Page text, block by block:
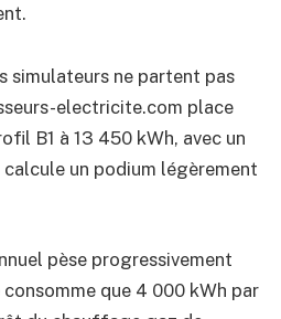
simulateurs ne partent pas
electricite.com place
B1 à 13 450 kWh, avec un
un podium légèrement
pèse progressivement
que 4 000 kWh par